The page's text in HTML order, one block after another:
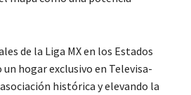
de la Liga MX en los Estados
hogar exclusivo en Televisa-
histórica y elevando la